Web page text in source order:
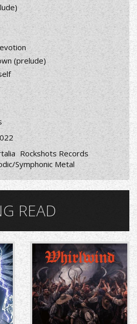
(prelude)
Rockshots Records
Symphonic Metal
READ